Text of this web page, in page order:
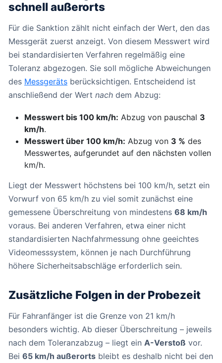
schnell außerorts
Für die Sanktion zählt nicht einfach der Wert, den das
Messgerät zuerst anzeigt. Von diesem Messwert wird
bei standardisierten Verfahren regelmäßig eine
Toleranz abgezogen. Sie soll mögliche Abweichungen
des Messgeräts berücksichtigen. Entscheidend ist
anschließend der Wert nach dem Abzug:
Messwert bis 100 km/h: Abzug von pauschal 3
km/h.
Messwert über 100 km/h: Abzug von 3 % des
Messwertes, aufgerundet auf den nächsten vollen
km/h.
Liegt der Messwert höchstens bei 100 km/h, setzt ein
Vorwurf von 65 km/h zu viel somit zunächst eine
gemessene Überschreitung von mindestens 68 km/h
voraus. Bei anderen Verfahren, etwa einer nicht
standardisierten Nachfahrmessung ohne geeichtes
Videomesssystem, können je nach Durchführung
höhere Sicherheitsabschläge erforderlich sein.
Zusätzliche Folgen in der Probezeit
Für Fahranfänger ist die Grenze von 21 km/h
besonders wichtig. Ab dieser Überschreitung – jeweils
nach dem Toleranzabzug – liegt ein A-Verstoß vor.
Bei 65 km/h außerorts bleibt es deshalb nicht bei den